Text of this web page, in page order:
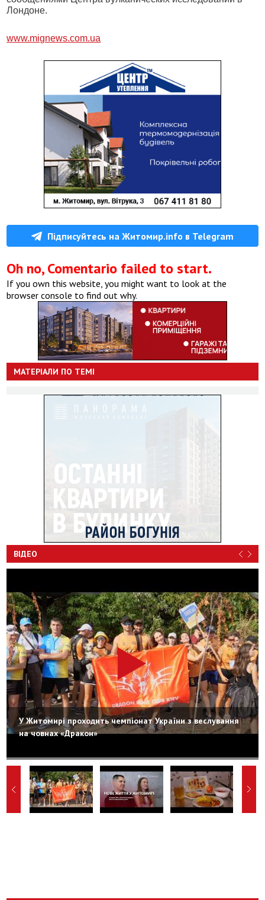
Лондоне.
www.mignews.com.ua
Підписуйтесь на Житомир.info в Telegram
Oh no, Comentario failed to start.
If you own this website, you might want to look at the
browser console to find out why.
МАТЕРІАЛИ ПО ТЕМІ
ВІДЕО
У Житомирі проходить чемпіонат України з веслування
на човнах «Дракон»